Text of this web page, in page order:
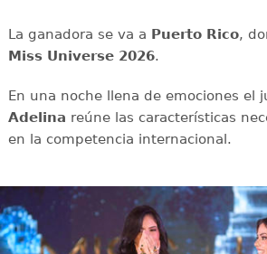
La ganadora se va a Puerto Rico,
Miss Universe 2026.
En una noche llena de emociones el
Adelina reúne las características
en la competencia internacional.